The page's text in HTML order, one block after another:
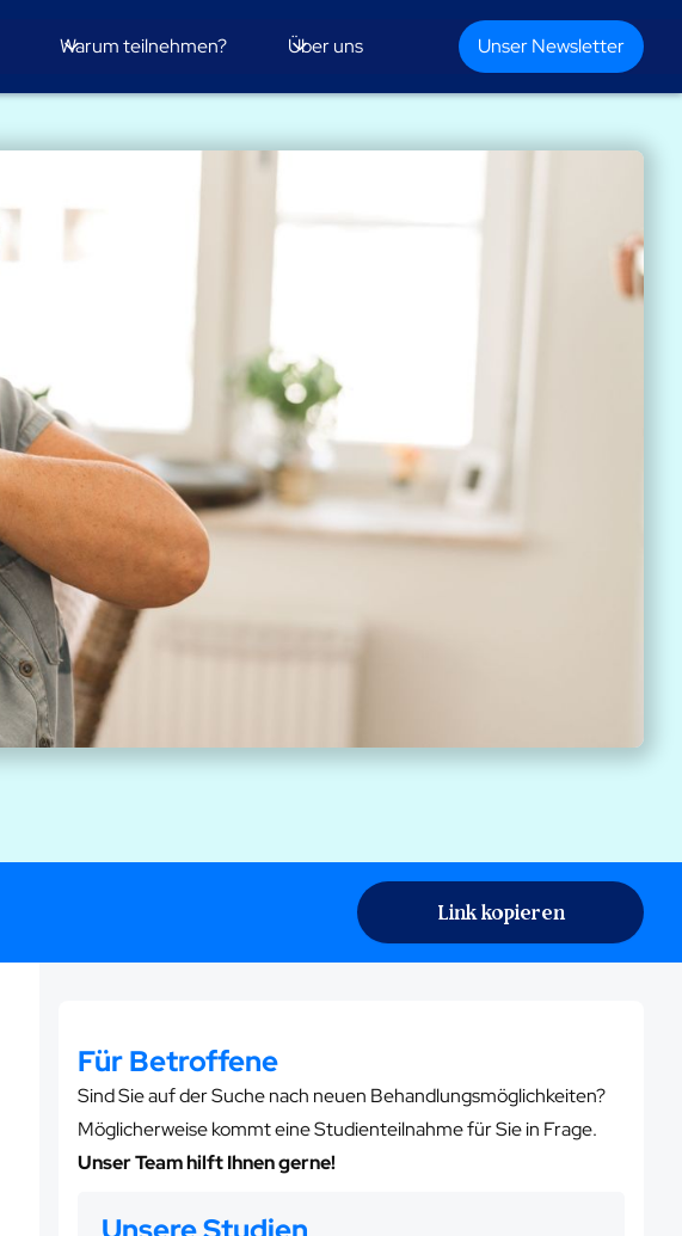
Warum teilnehmen? Über uns Unser Newsletter
Link kopieren
Für Betroffene
Sind Sie auf der Suche nach neuen Behandlungsmöglichkeiten?
Möglicherweise kommt eine Studienteilnahme für Sie in Frage.
Unser Team hilft Ihnen gerne!